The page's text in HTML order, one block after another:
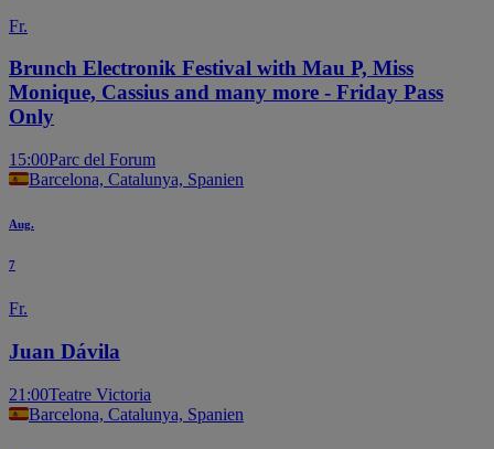
Fr.
Brunch Electronik Festival with Mau P, Miss
Monique, Cassius and many more - Friday Pass
Only
15:00Parc del Forum
Barcelona, Catalunya, Spanien
Aug.
7
Fr.
Juan Dávila
21:00Teatre Victoria
Barcelona, Catalunya, Spanien